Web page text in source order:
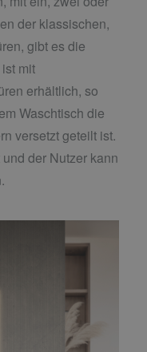
der klassischen,
gibt es die
mit
erhältlich, so
Waschtisch die
versetzt geteilt ist.
der Nutzer kann